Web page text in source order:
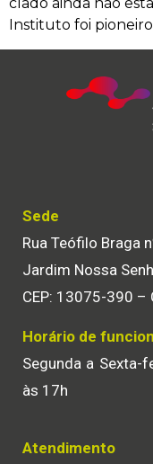
clado ainda não
Instituto foi pioneiro
Sede
Rua Teófilo Braga
Jardim Nossa
CEP: 13075-390 –
Horário de
Segunda a Sexta-
às 17h
Atendimento